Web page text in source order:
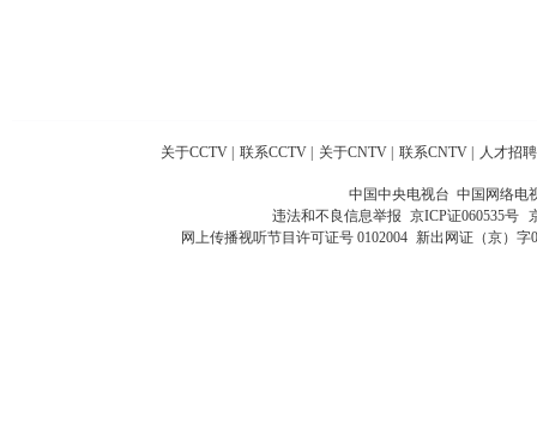
关于CCTV 联系CCTV 关于CNTV 联系CNTV 人才招聘
中国中央电视台 中国网络电
违法和不良信息举报 京ICP证060535号
网上传播视听节目许可证号 0102004 新出网证（京）